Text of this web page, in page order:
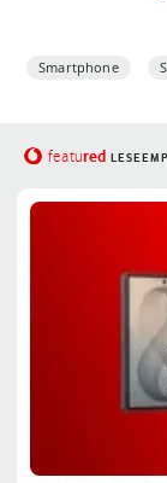
Smartphone
featured